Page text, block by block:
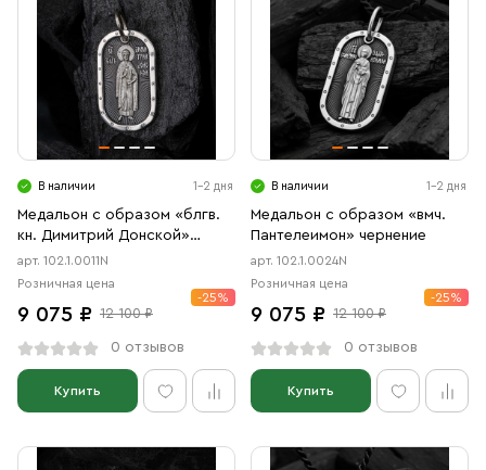
В наличии 1-2 дня
Медальон с образом «блгв.
кн. Димитрий Донской»
чернение
арт. 102.1.0011N
Розничная цена
9 075 ₽ 12 100 ₽
-25%
0 отзывов
Купить
В наличии 1-2 дня
Медальон с образом «вмч.
Пантелеимон» чернение
арт. 102.1.0024N
Розничная цена
9 075 ₽ 12 100 ₽
-25%
0 отзывов
Купить